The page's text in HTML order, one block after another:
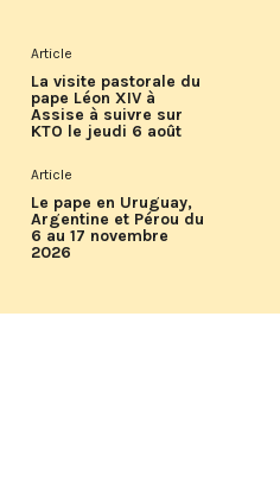
Article
La visite pastorale du
pape Léon XIV à
Assise à suivre sur
KTO le jeudi 6 août
Article
Le pape en Uruguay,
Argentine et Pérou du
6 au 17 novembre
2026